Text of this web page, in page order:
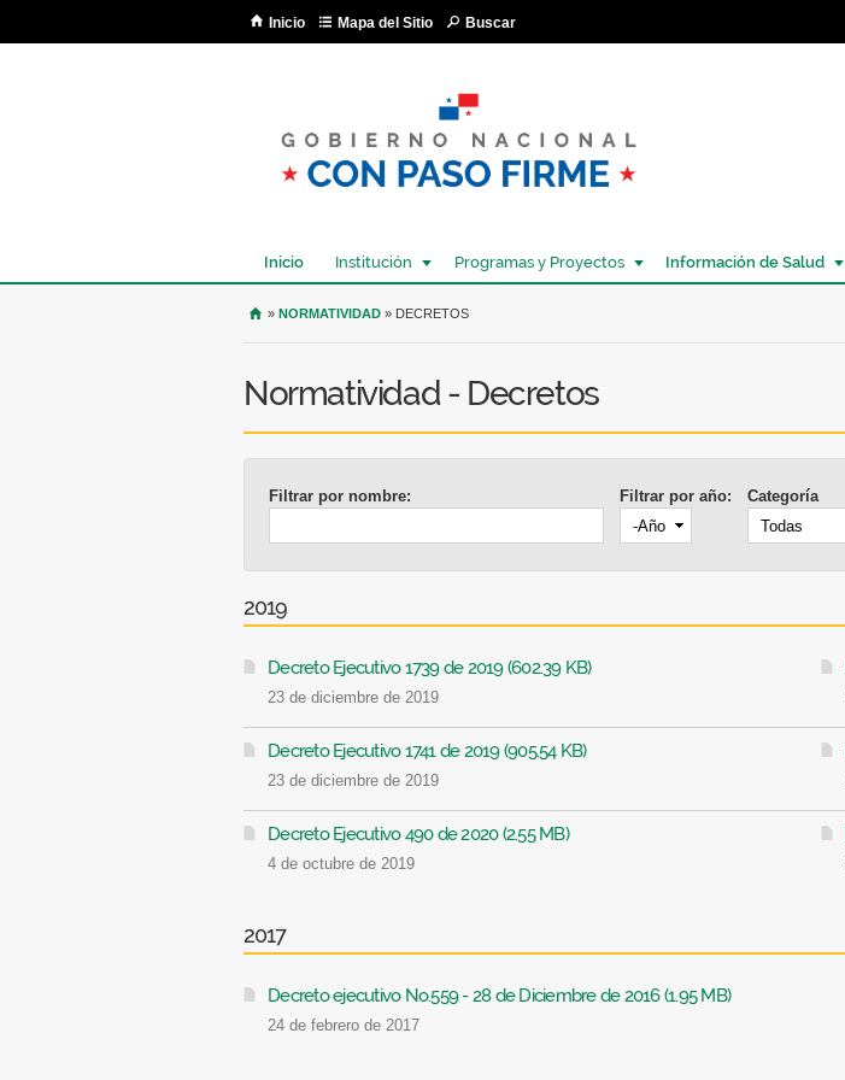
Inicio Mapa del Sitio Buscar
Inicio Institución Programas y Proyectos Información de Salud
USTED SE ENCUENTRA AQUÍ
» NORMATIVIDAD » DECRETOS
Normatividad - Decretos
Filtrar por nombre:
Filtrar por año:
Año
Categoría
2019
Decreto Ejecutivo 1739 de 2019 (602.39 KB)
23 de diciembre de 2019
Decreto Ejecutivo 1741 de 2019 (905.54 KB)
23 de diciembre de 2019
Decreto Ejecutivo 490 de 2020 (2.55 MB)
4 de octubre de 2019
2017
Decreto ejecutivo No.559 - 28 de Diciembre de 2016 (1.95 MB)
24 de febrero de 2017